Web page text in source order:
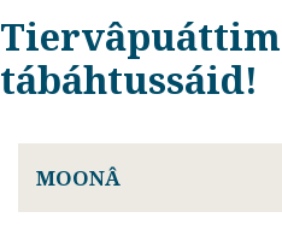
tábáhtussáid!
MOONÂ